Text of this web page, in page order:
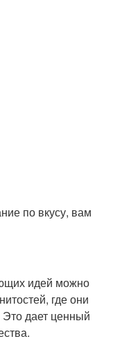
по вкусу, вам
идей можно
где они
Это дает ценный